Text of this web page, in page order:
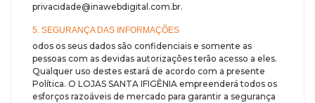
privacidade@inawebdigital.com.br.
5. SEGURANÇA DAS INFORMAÇÕES
odos os seus dados são confidenciais e somente as
pessoas com as devidas autorizações terão acesso a eles.
Qualquer uso destes estará de acordo com a presente
Política. O LOJAS SANTA IFIGÊNIA empreenderá todos os
esforços razoáveis de mercado para garantir a segurança